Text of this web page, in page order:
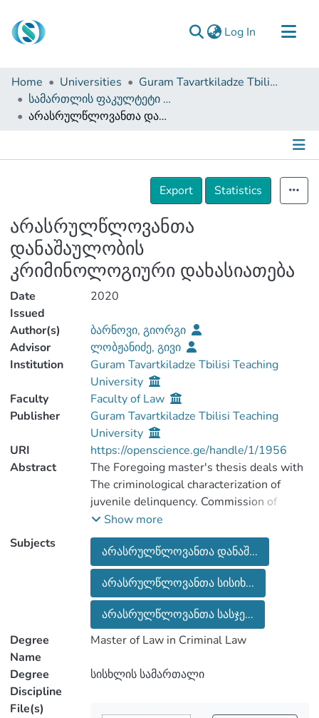
Log In (current)
Communities & Collections
Browse
Documentation
Home Universities
Guram Tavartkiladze Tbilisi Teaching University
სამართლის ფაკულტეტი (სამაგისტრო ნაშრომები)
არასრულწლოვანთა დანაშაულობის კრიმინოლოგიური დახასიათება
Details
Export
Statistics
არასრულწლოვანთა
დანაშაულობის
კრიმინოლოგიური დახასიათება
Date
Issued
2020
Author(s)
ბარნოვი, გიორგი
Advisor
ლობჟანიძე, გივი
Institution
Guram Tavartkiladze Tbilisi Teaching
University
Faculty
Faculty of Law
Publisher
Guram Tavartkiladze Tbilisi Teaching
University
URI
https://openscience.ge/handle/1/1956
Abstract
The Foregoing master's thesis deals with
The criminological characterization of
juvenile delinquency. Commission of
offence by juvenile is quite topical and
problematical issue. Accordingly, the aim
of the thesis is to review the peculiarities
of juvenile delinquency, Legislative
regulation of juvenile criminal liability,
Practice and Statistics, Which exists in
Georgian legislation about juvenile
delinquency.
Show more
Subjects
არასრულწლოვანთა დანაშ...
არასრულწლოვანთა სისიხ...
არასრულწლოვანთა სასჯე...
Degree
Name
Master of Law in Criminal Law
Degree
Discipline
სისხლის სამართალი
File(s)